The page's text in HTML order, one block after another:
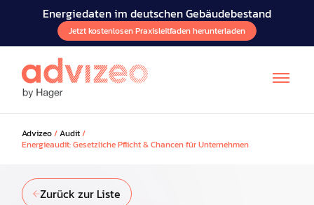
Energiedaten im deutschen Gebäudebestand
Jetzt kostenlosen Praxisleitfaden herunterladen
Advizeo/Audit/
Energieaudit: Gesetzliche Pflicht & Chancen für Unternehmen
Zurück zur Liste